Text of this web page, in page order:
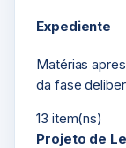
Expediente
Matérias
da fase
13 item(ns)
Projeto de